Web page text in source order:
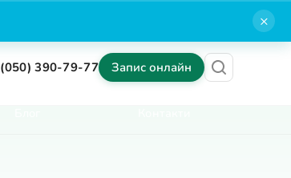
×
(050) 390-79-77 Запис онлайн